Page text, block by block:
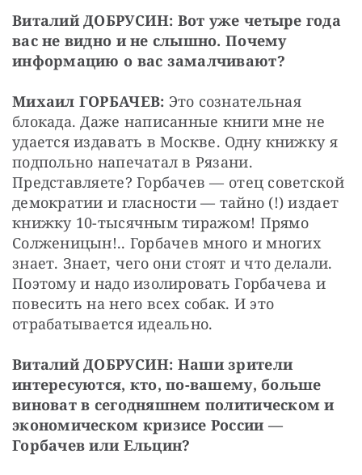
Виталий ДОБРУСИН: Вот уже четыре года
вас не видно и не слышно. Почему
информацию о вас замалчивают?
Михаил ГОРБАЧЕВ: Это сознательная
блокада. Даже написанные книги мне не
удается издавать в Москве. Одну книжку я
подпольно напечатал в Рязани.
Представляете? Горбачев — отец советской
демократии и гласности — тайно (!) издает
книжку 10-тысячным тиражом! Прямо
Солженицын!.. Горбачев много и многих
знает. Знает, чего они стоят и что делали.
Поэтому и надо изолировать Горбачева и
повесить на него всех собак. И это
отрабатывается идеально.
Виталий ДОБРУСИН: Наши зрители
интересуются, кто, по-вашему, больше
виноват в сегодняшнем политическом и
экономическом кризисе России —
Горбачев или Ельцин?